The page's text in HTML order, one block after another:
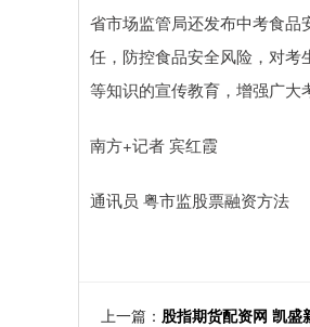
省市场监管局还发布中考食
任，防控食品安全风险，对考
等知识的宣传教育，增强广大
南方+记者 宾红霞
通讯员 粤市监股票融资方法
上一篇： 股指期货配资网 凯